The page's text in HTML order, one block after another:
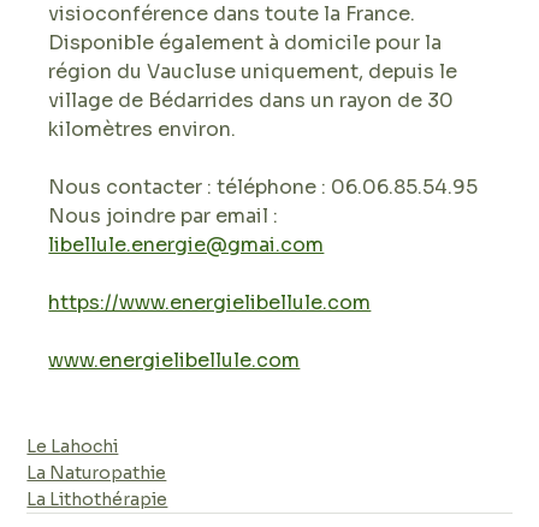
visioconférence dans toute la France.
Disponible également à domicile pour la
région du Vaucluse uniquement, depuis le
village de Bédarrides dans un rayon de 30
kilomètres environ.
Nous contacter : téléphone : 06.06.85.54.95
Nous joindre par email :
libellule.energie@gmai.com
https://www.energielibellule.com
www.energielibellule.com
Le Lahochi
La Naturopathie
La Lithothérapie